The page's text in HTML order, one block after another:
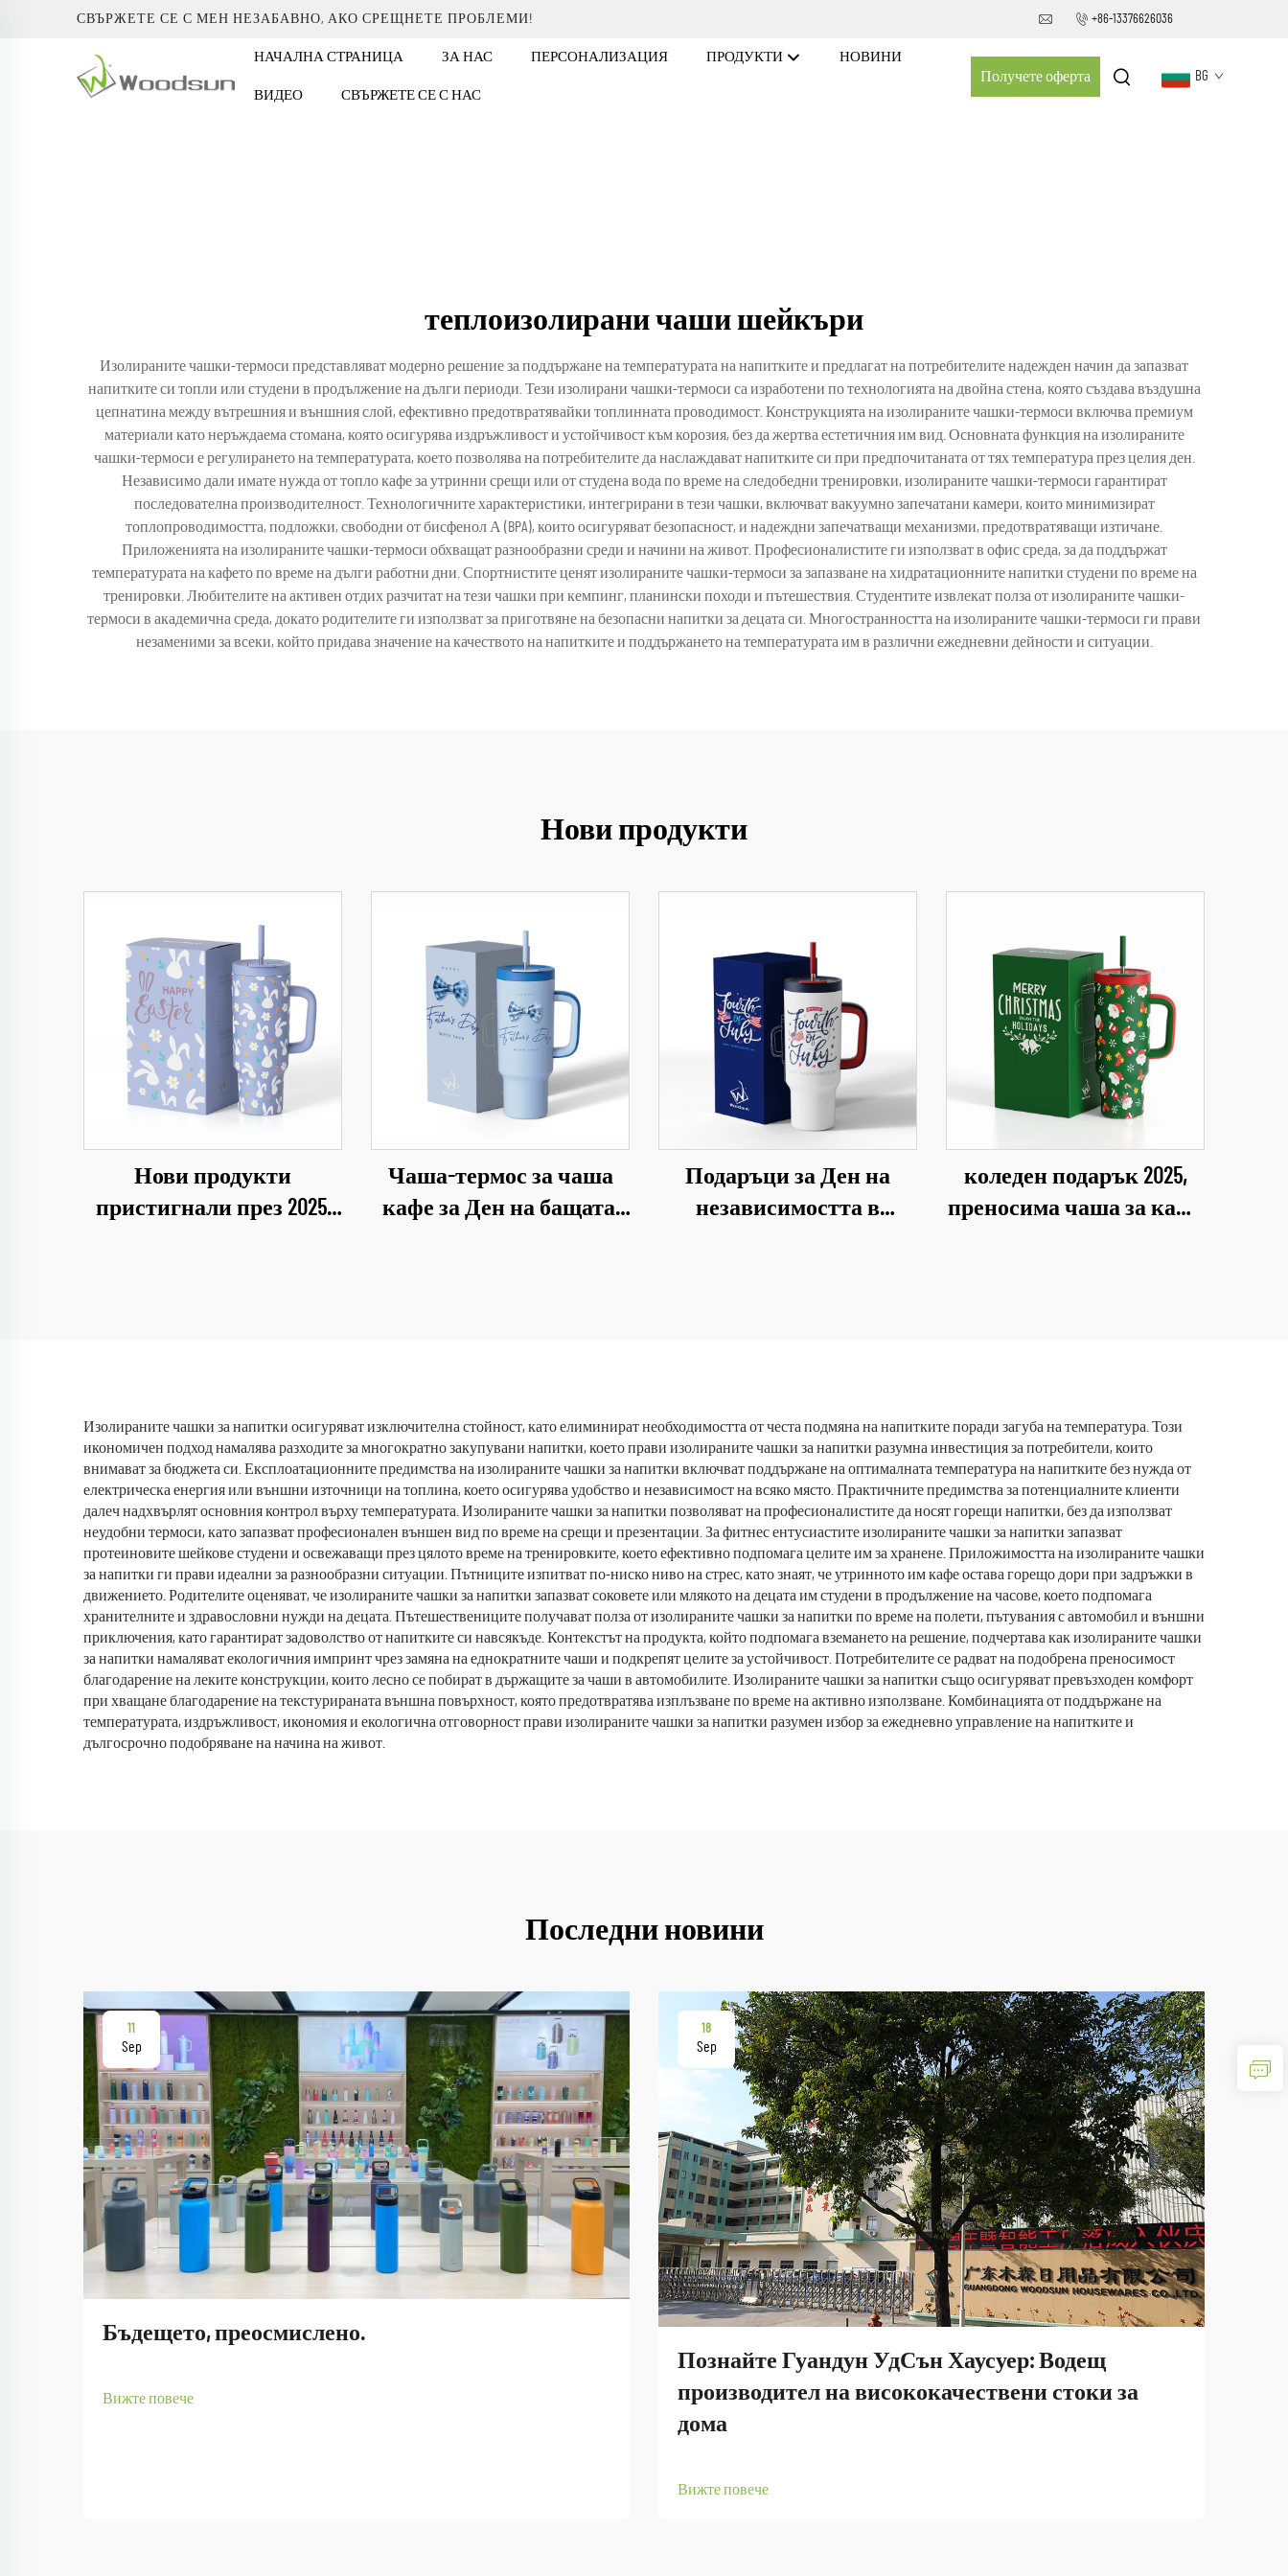
СВЪРЖЕТЕ СЕ С МЕН НЕЗАБАВНО, АКО СРЕЩНЕТЕ ПРОБЛЕМИ! +86-13376626036
НАЧАЛНА СТРАНИЦА ЗА НАС ПЕРСОНАЛИЗАЦИЯ ПРОДУКТИ НОВИНИ
ВИДЕО СВЪРЖЕТЕ СЕ С НАС
Получете оферта BG
теплоизолирани чаши шейкъри
Изолираните чашки-термоси представляват модерно решение за поддържане на температурата на напитките и предлагат на потребителите надежден начин да запазват
напитките си топли или студени в продължение на дълги периоди. Тези изолирани чашки-термоси са изработени по технологията на двойна стена, която създава въздушна
цепнатина между вътрешния и външния слой, ефективно предотвратявайки топлинната проводимост. Конструкцията на изолираните чашки-термоси включва премиум
материали като неръждаема стомана, която осигурява издръжливост и устойчивост към корозия, без да жертва естетичния им вид. Основната функция на изолираните
чашки-термоси е регулирането на температурата, което позволява на потребителите да наслаждават напитките си при предпочитаната от тях температура през целия ден.
Независимо дали имате нужда от топло кафе за утринни срещи или от студена вода по време на следобедни тренировки, изолираните чашки-термоси гарантират
последователна производителност. Технологичните характеристики, интегрирани в тези чашки, включват вакуумно запечатани камери, които минимизират
топлопроводимостта, подложки, свободни от бисфенол А (BPA), които осигуряват безопасност, и надеждни запечатващи механизми, предотвратяващи изтичане.
Приложенията на изолираните чашки-термоси обхващат разнообразни среди и начини на живот. Професионалистите ги използват в офис среда, за да поддържат
температурата на кафето по време на дълги работни дни. Спортнистите ценят изолираните чашки-термоси за запазване на хидратационните напитки студени по време на
тренировки. Любителите на активен отдих разчитат на тези чашки при кемпинг, планински походи и пътешествия. Студентите извлекат полза от изолираните чашки-
термоси в академична среда, докато родителите ги използват за приготвяне на безопасни напитки за децата си. Многостранността на изолираните чашки-термоси ги прави
незаменими за всеки, който придава значение на качеството на напитките и поддържането на температурата им в различни ежедневни дейности и ситуации.
Нови продукти
Нови продукти
пристигнали през 2025,
Чаша-термос за чаша
кафе за Ден на бащата,
Подаръци за Ден на
независимостта в
коледен подарък 2025,
преносима чаша за кафе
Изолираните чашки за напитки осигуряват изключителна стойност, като елиминират необходимостта от честа подмяна на напитките поради загуба на температура. Този
икономичен подход намалява разходите за многократно закупувани напитки, което прави изолираните чашки за напитки разумна инвестиция за потребители, които
внимават за бюджета си. Експлоатационните предимства на изолираните чашки за напитки включват поддържане на оптималната температура на напитките без нужда от
електрическа енергия или външни източници на топлина, което осигурява удобство и независимост на всяко място. Практичните предимства за потенциалните клиенти
далеч надхвърлят основния контрол върху температурата. Изолираните чашки за напитки позволяват на професионалистите да носят горещи напитки, без да използват
неудобни термоси, като запазват професионален външен вид по време на срещи и презентации. За фитнес ентусиастите изолираните чашки за напитки запазват
протеиновите шейкове студени и освежаващи през цялото време на тренировките, което ефективно подпомага целите им за хранене. Приложимостта на изолираните чашки
за напитки ги прави идеални за разнообразни ситуации. Пътниците изпитват по-ниско ниво на стрес, като знаят, че утринното им кафе остава горещо дори при задръжки в
движението. Родителите оценяват, че изолираните чашки за напитки запазват соковете или млякото на децата им студени в продължение на часове, което подпомага
хранителните и здравословни нужди на децата. Пътешествениците получават полза от изолираните чашки за напитки по време на полети, пътувания с автомобил и външни
приключения, като гарантират задоволство от напитките си навсякъде. Контекстът на продукта, който подпомага вземането на решение, подчертава как изолираните чашки
за напитки намаляват екологичния импринт чрез замяна на еднократните чаши и подкрепят целите за устойчивост. Потребителите се радват на подобрена преносимост
благодарение на леките конструкции, които лесно се побират в държащите за чаши в автомобилите. Изолираните чашки за напитки също осигуряват превъзходен комфорт
при хващане благодарение на текстурираната външна повърхност, която предотвратява изплъзване по време на активно използване. Комбинацията от поддържане на
температурата, издръжливост, икономия и екологична отговорност прави изолираните чашки за напитки разумен избор за ежедневно управление на напитките и
дългосрочно подобряване на начина на живот.
Последни новини
11
Sep
Бъдещето, преосмислено.
Вижте повече
18
Sep
Познайте Гуандун УдСън Хаусуер: Водещ
производител на висококачествени стоки за
дома
Вижте повече